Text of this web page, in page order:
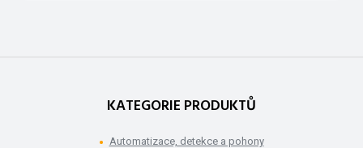
KATEGORIE PRODUKTŮ
Automatizace, detekce a pohony